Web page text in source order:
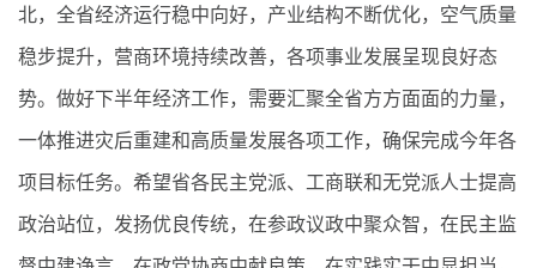
北，全省经济运行稳中向好，产业结构不断优化，空气质量
稳步提升，营商环境持续改善，各项事业发展呈现良好态
势。做好下半年经济工作，需要汇聚全省方方面面的力量，
一体推进灾后重建和高质量发展各项工作，确保完成今年各
项目标任务。希望省各民主党派、工商联和无党派人士提高
政治站位，发扬优良传统，在参政议政中聚众智，在民主监